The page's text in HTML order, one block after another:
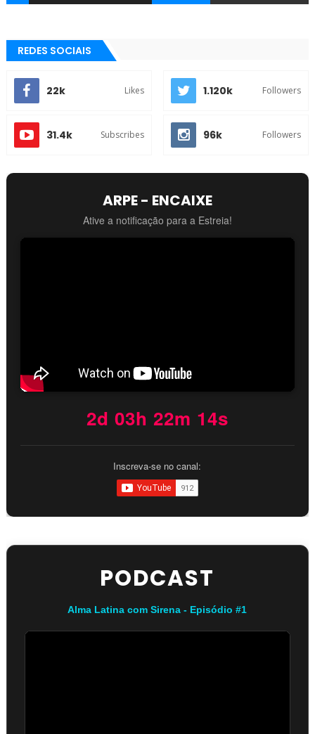
REDES SOCIAIS
22k Likes 1.120k Followers
31.4k Subscribes 96k Followers
ARPE - ENCAIXE
Ative a notificação para a Estreia!
2d 03h 22m 13s
Inscreva-se no canal:
PODCAST
Alma Latina com Sirena - Episódio #1